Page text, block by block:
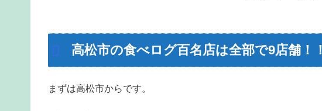
高松市の食べログ百名店は全部で9店舗！！
まずは高松市からです。